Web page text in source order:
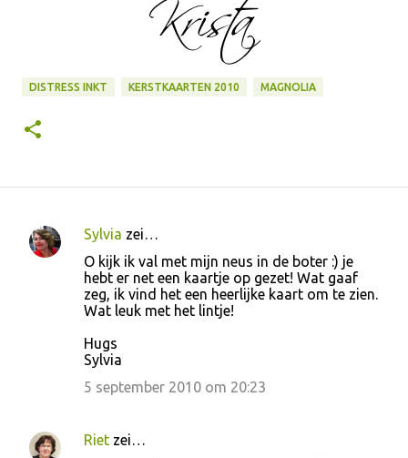
DISTRESS INKT KERSTKAARTEN 2010 MAGNOLIA
R
Sylvia zei…
O kijk ik val met mijn neus in de boter :) je
hebt er net een kaartje op gezet! Wat gaaf
zeg, ik vind het een heerlijke kaart om te zien.
Wat leuk met het lintje!
Hugs
Sylvia
5 september 2010 om 20:23
Riet zei…